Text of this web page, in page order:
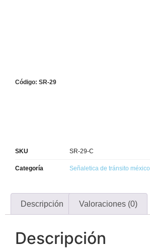
Código: SR-29
SKU SR-29-C
Categoría Señaletica de tránsito méxico
Descripción Valoraciones (0)
Descripción